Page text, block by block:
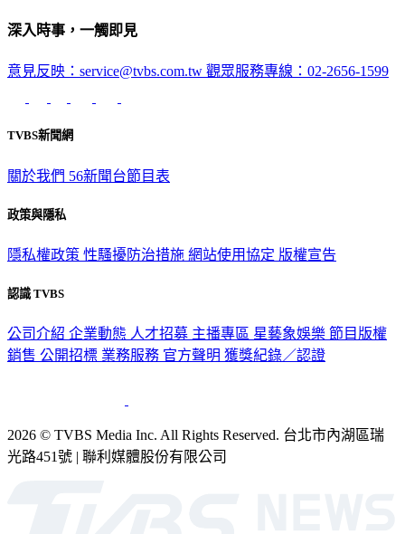
深入時事，一觸即見
意見反映：service@tvbs.com.tw 觀眾服務專線：02-2656-1599
TVBS新聞網
關於我們 56新聞台節目表
政策與隱私
隱私權政策 性騷擾防治措施 網站使用協定 版權宣告
認識 TVBS
公司介紹 企業動態 人才招募 主播專區 星藝象娛樂 節目版權
銷售 公開招標 業務服務 官方聲明 獲獎紀錄／認證
2026 © TVBS Media Inc. All Rights Reserved. 台北市內湖區瑞
光路451號 | 聯利媒體股份有限公司